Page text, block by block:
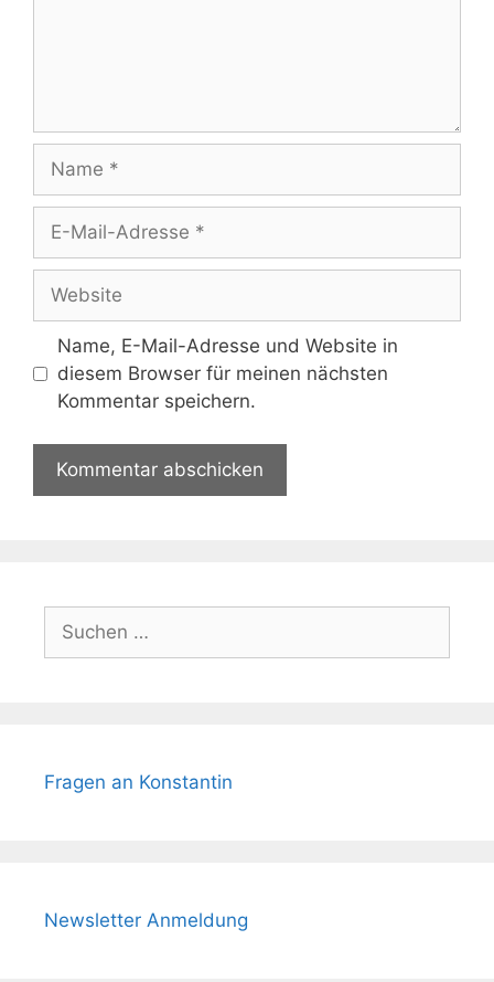
Name
Adresse
Website
Name, E-Mail-Adresse und Website in
diesem Browser für meinen nächsten
Kommentar speichern.
nach:
Fragen an Konstantin
Newsletter Anmeldung